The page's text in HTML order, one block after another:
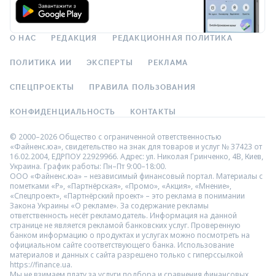
О НАС РЕДАКЦИЯ РЕДАКЦИОННАЯ ПОЛИТИКА
ПОЛИТИКА ИИ ЭКСПЕРТЫ РЕКЛАМА
СПЕЦПРОЕКТЫ ПРАВИЛА ПОЛЬЗОВАНИЯ
КОНФИДЕНЦИАЛЬНОСТЬ КОНТАКТЫ
© 2000–2026 Общество с ограниченной ответственностью
«Файненс.юа», свидетельство на знак для товаров и услуг № 37423 от
16.02.2004, ЕДРПОУ 22929966. Адрес: ул. Николая Гринченко, 4В, Киев,
Украина. График работы: Пн–Пт 9:00–18:00.
ООО «Файненс.юа» – независимый финансовый портал. Материалы с
пометками «Р», «Партнёрская», «Промо», «Акция», «Мнение»,
«Спецпроект», «Партнёрский проект» – это реклама в понимании
Закона Украины «О рекламе». За содержание рекламы
ответственность несёт рекламодатель. Информация на данной
странице не является рекламой банковских услуг. Проверенную
банком информацию о продуктах и услугах можно посмотреть на
официальном сайте соответствующего банка. Использование
материалов и данных с сайта разрешено только с гиперссылкой
https://finance.ua.